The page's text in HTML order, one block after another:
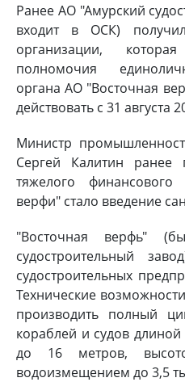
Ранее АО "Амурский
входит в ОСК)
организации,
полномочия
органа АО "Восточная
действовать с 31 августа
Министр
Сергей Калитин ранее
тяжелого
верфи" стало введение
"Восточная верфь"
судостроительный
судостроительных
Технические
производить полный
кораблей и судов
до 16 метров,
водоизмещением до 3,5